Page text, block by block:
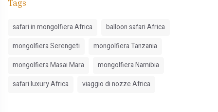
Tags
safari in mongolfiera Africa
balloon safari Africa
mongolfiera Serengeti
mongolfiera Tanzania
mongolfiera Masai Mara
mongolfiera Namibia
safari luxury Africa
viaggio di nozze Africa